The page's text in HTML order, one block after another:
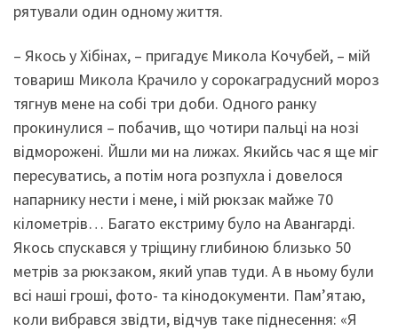
рятували один одному життя.
– Якось у Хібінах, – пригадує Микола Кочубей, – мій
товариш Микола Крачило у сорокаградусний мороз
тягнув мене на собі три доби. Одного ранку
прокинулися – побачив, що чотири пальці на нозі
відморожені. Йшли ми на лижах. Якийсь час я ще міг
пересуватись, а потім нога розпухла і довелося
напарнику нести і мене, і мій рюкзак майже 70
кілометрів… Багато екстриму було на Авангарді.
Якось спускався у тріщину глибиною близько 50
метрів за рюкзаком, який упав туди. А в ньому були
всі наші гроші, фото- та кінодокументи. Пам’ятаю,
коли вибрався звідти, відчув таке піднесення: «Я